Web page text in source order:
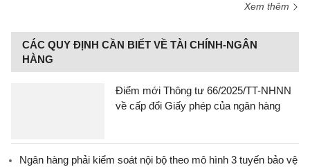
Xem thêm
CÁC QUY ĐỊNH CẦN BIẾT VỀ TÀI CHÍNH-NGÂN
HÀNG
Điểm mới Thông tư 66/2025/TT-NHNN
về cấp đổi Giấy phép của ngân hàng
Ngân hàng phải kiểm soát nội bộ theo mô hình 3 tuyến bảo vệ